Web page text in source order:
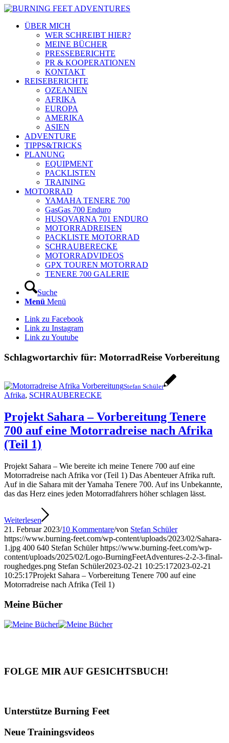
ÜBER MICH
WER SCHREIBT HIER?
MEINE BÜCHER
PRESSEBERICHTE
PR & KOOPERATIONEN
KONTAKT
REISEBERICHTE
OZEANIEN
AFRIKA
EUROPA
AMERIKA
ASIEN
ADVENTURE
TIPPS&TRICKS
PLANUNG
EQUIPMENT
PACKLISTEN
TRAINING
MOTORRAD
YAMAHA TENERE 700
GasGas 700 Enduro
HUSQVARNA 701 ENDURO
MOTORRADREISEN
PACKLISTE MOTORRAD
SCHRAUBERECKE
MOTORRADVIDEOS
GPX TOUREN MOTORRAD
TENERE 700 GALERIE
Suche
Menü Menü
Link zu Facebook
Link zu Instagram
Link zu Youtube
Schlagwortarchiv für: MotorradReise Vorbereitung
Stefan Schüler
Afrika, SCHRAUBERECKE
Projekt Sahara – Vorbereitung Tenere
700 auf eine Motorradreise nach Afrika
(Teil 1)
Projekt Sahara – Wie bereite ich meine Tenere 700 auf eine
Motorradreise nach Afrika vor (Teil 1) Das Abenteuer Afrika ruft.
Auf in die Sahara mit der Yamaha Tenere 700. Auf ins Unbekannte,
das das Herz eines jeden Motorradfahrers höher schlagen lässt.
Weiterlesen
21. Februar 2023/10 Kommentare/von Stefan Schüler
https://www.burning-feet.com/wp-content/uploads/2023/02/Sahara-
1.jpg 400 640 Stefan Schüler https://www.burning-feet.com/wp-
content/uploads/2025/02/Logo-BurningFeetAdventures-2-2-3-final-
roughedges.png Stefan Schüler2023-02-21 10:25:172023-02-21
10:25:17Projekt Sahara – Vorbereitung Tenere 700 auf eine
Motorradreise nach Afrika (Teil 1)
Meine Bücher
FOLGE MIR AUF GESICHTSBUCH!
Unterstütze Burning Feet
Neue Trainingsvideos